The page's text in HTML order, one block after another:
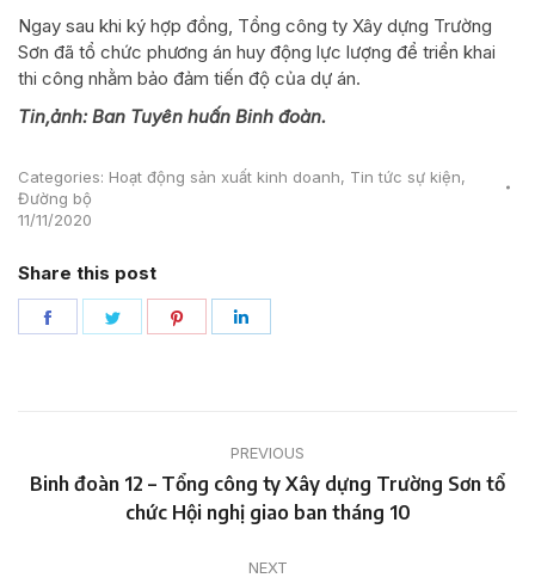
Ngay sau khi ký hợp đồng, Tổng công ty Xây dựng Trường
Sơn đã tổ chức phương án huy động lực lượng để triển khai
thi công nhằm bảo đảm tiến độ của dự án.
Tin,ảnh: Ban Tuyên huấn Binh đoàn.
Categories: Hoạt động sản xuất kinh doanh, Tin tức sự kiện,
Đường bộ
11/11/2020
Share this post
Share
Share
Share
navigation
PREVIOUS
Previous
post:
Binh đoàn 12 – Tổng công ty Xây dựng Trường Sơn tổ
chức Hội nghị giao ban tháng 10
NEXT